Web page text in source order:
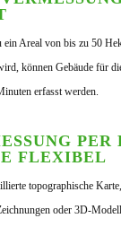
ein Areal von bis zu 50
können Gebäude für
erfasst werden.
PER
FLEXIBEL
topographische
oder 3D-